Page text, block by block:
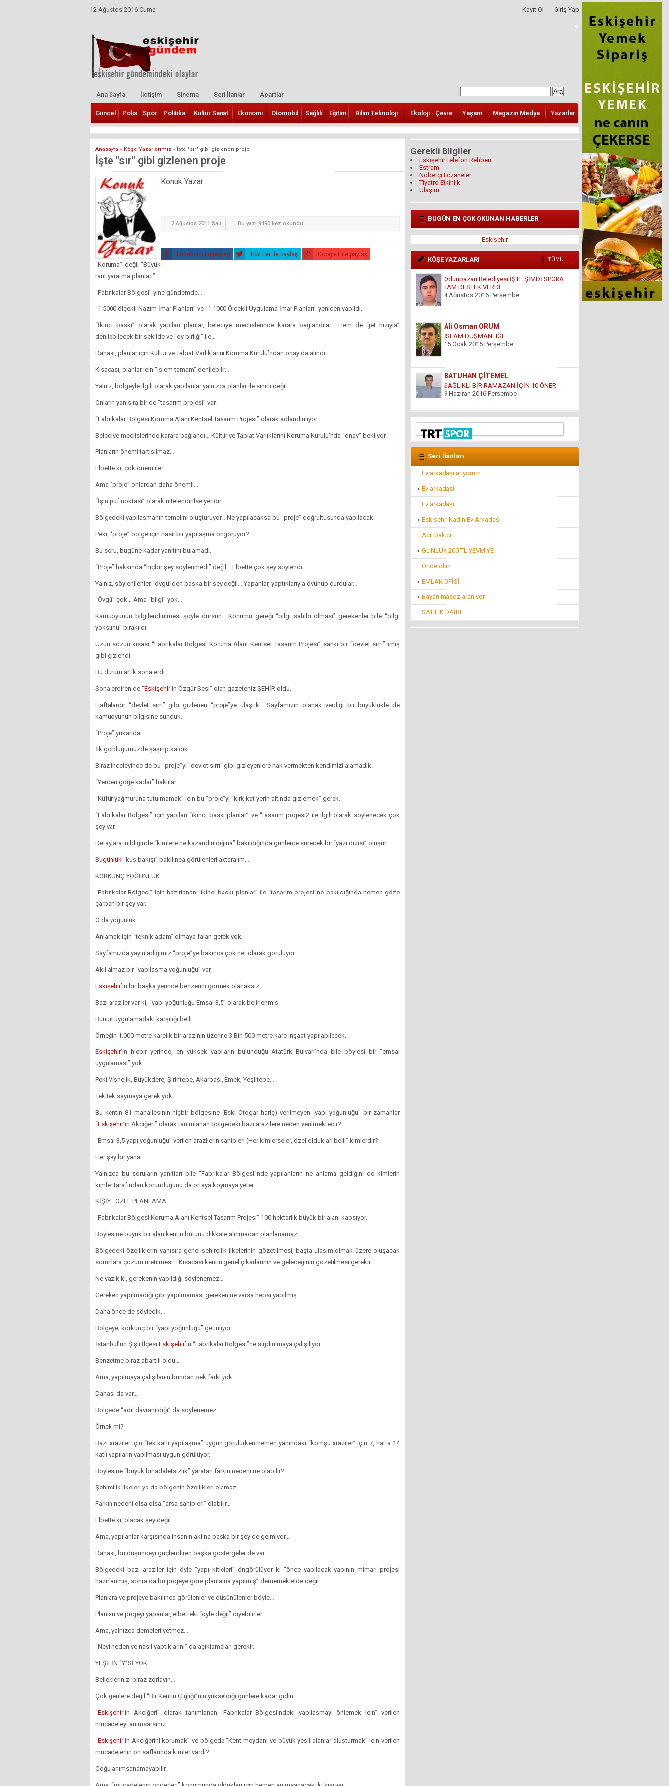
12 Ağustos 2016 Cuma Kayıt Ol Giriş Yap
Ana Sayfa İletişim Sinema Seri İlanlar Apartlar
Güncel Polis Spor Politika Kültür Sanat Ekonomi Otomobil Sağlık Eğitim Bilim Teknoloji Ekoloji - Çevre Yaşam Magazin Medya Yazarlar
Anasayfa » Köşe Yazarlarımız » İşte "sır" gibi gizlenen proje
İşte "sır" gibi gizlenen proje
Konuk Yazar
2 Ağustos 2011 Salı Bu yazı 9490 kez okundu
Facebook ile paylaş Twittter ile paylaş Google+ ile paylaş
“Koruma” değil “Büyük
rant yaratma planları”
“Fabrikalar Bölgesi” yine gündemde…
“1:5000 ölçekli Nazım İmar Planları” ve “1:1000 Ölçekli Uygulama İmar Planları” yeniden yapıldı.
“İkinci baskı” olarak yapılan planlar, belediye meclislerinde karara bağlandılar… Hem de “jet hızıyla”
denilebilecek bir şekilde ve “oy birliği” ile…
Dahası, planlar için Kültür ve Tabiat Varlıklarını Koruma Kurulu’ndan onay da alındı…
Kısacası, planlar için “işlem tamam” denilebilir…
Yalnız, bölgeyle ilgili olarak yapılanlar yalnızca planlar ile sınırlı değil…
Onların yanısıra bir de “tasarım projesi” var.
“Fabrikalar Bölgesi Koruma Alanı Kentsel Tasarım Projesi” olarak adlandırılıyor…
Belediye meclislerinde karara bağlandı… Kültür ve Tabiat Varlıklarını Koruma Kurulu’nda “onay” bekliyor.
Planların önemi tartışılmaz…
Elbette ki, çok önemliler…
Ama “proje” onlardan daha önemli…
“İşin püf noktası” olarak nitelendirilse yeridir.
Bölgedeki yapılaşmanın temelini oluşturuyor… Ne yapılacaksa bu “proje” doğrultusunda yapılacak.
Peki, “proje” bölge için nasıl bir yapılaşma öngörüyor?
Bu soru, bugüne kadar yanıtını bulamadı.
“Proje” hakkında “hiçbir şey söylenmedi” değil… Elbette çok şey söylendi.
Yalnız, söylenilenler “övgü”den başka bir şey değil… Yapanlar, yaptıklarıyla övünüp durdular…
“Övgü” çok… Ama “bilgi” yok…
Kamuoyunun bilgilendirilmesi şöyle dursun… Konumu gereği “bilgi sahibi olması” gerekenler bile “bilgi
yoksunu” bırakıldı.
Uzun sözün kısası “Fabrikalar Bölgesi Koruma Alanı Kentsel Tasarım Projesi” sanki bir “devlet sırrı” imiş
gibi gizlendi.
Bu durum artık sona erdi…
Sona erdiren de “Eskişehir’in Özgür Sesi” olan gazeteniz ŞEHİR oldu.
Haftalardır “devlet sırrı” gibi gizlenen “proje”ye ulaştık… Sayfamızın olanak verdiği bir büyüklükle de
kamuoyunun bilgisine sunduk.
“Proje” yukarıda…
İlk gördüğümüzde şaşırıp kaldık…
Biraz inceleyince de bu “proje”yi “devlet sırrı” gibi gizleyenlere hak vermekten kendimizi alamadık.
“Yerden göğe kadar” haklılar…
“Küfür yağmuruna tutulmamak” için bu “proje”yi “kırk kat yerin altında gizlemek” gerek.
“Fabrikalar Bölgesi” için yapılan “ikinci baskı planlar” ve “tasarım projesi2 ile ilgili olarak söylenecek çok
şey var.
Detaylara inildiğinde “kimlere ne kazandırıldığına” bakıldığında günlerce sürecek bir “yazı dizisi” oluşur.
Bugünlük “kuş bakışı” bakılınca görülenleri aktaralım…
KORKUNÇ YOĞUNLUK
“Fabrikalar Bölgesi” için hazırlanan “ikinci baskı planlar” ile “tasarım projesi”ne bakıldığında hemen göze
çarpan bir şey var.
O da yoğunluk…
Anlamak için “teknik adam” olmaya falan gerek yok.
Sayfamızda yayınladığımız “proje”ye bakınca çok net olarak görülüyor.
Akıl almaz bir “yapılaşma yoğunluğu” var.
Eskişehir’in bir başka yerinde benzerini görmek olanaksız.
Bazı araziler var ki, “yapı yoğunluğu Emsal 3,5” olarak belirlenmiş.
Bunun uygulamadaki karşılığı belli…
Örneğin 1.000 metre karelik bir arazinin üzerine 3 Bin 500 metre kare inşaat yapılabilecek.
Eskişehir’in hiçbir yerinde, en yüksek yapıların bulunduğu Atatürk Bulvarı’nda bile böylesi bir “emsal
uygulaması” yok.
Peki Vişnelik, Büyükdere, Şirintepe, Akarbaşı, Emek, Yeşiltepe…
Tek tek saymaya gerek yok…
Bu kentin 81 mahallesinin hiçbir bölgesine (Eski Otogar hariç) verilmeyen “yapı yoğunluğu” bir zamanlar
“Eskişehir’in Akciğeri” olarak tanımlanan bölgedeki bazı arazilere neden verilmektedir?
“Emsal 3,5 yapı yoğunluğu” verilen arazilerin sahipleri (Her kimlerseler, özel oldukları belli” kimlerdir?
Her şey bir yana…
Yalnızca bu soruların yanıtları bile “Fabrikalar Bölgesi”nde yapılanların ne anlama geldiğini de kimlerin
kimler tarafından korunduğunu da ortaya koymaya yeter.
KİŞİYE ÖZEL PLANLAMA
“Fabrikalar Bölgesi Koruma Alanı Kentsel Tasarım Projesi” 100 hektarlık büyük bir alanı kapsıyor.
Böylesine büyük bir alan kentin bütünü dikkate alınmadan planlanamaz.
Bölgedeki özelliklerin yanısıra genel şehircilik ilkelerinin gözetilmesi, başta ulaşım olmak üzere oluşacak
sorunlara çözüm üretilmesi… Kısacası kentin genel çıkarlarının ve geleceğinin gözetilmesi gerekir…
Ne yazık ki, gerekenin yapıldığı söylenemez…
Gereken yapılmadığı gibi yapılmaması gereken ne varsa hepsi yapılmış.
Daha önce de söyledik…
Bölgeye, korkunç bir “yapı yoğunluğu” getiriliyor…
İstanbul’un Şişli İlçesi Eskişehir’in “Fabrikalar Bölgesi”ne sığdırılmaya çalışılıyor.
Benzetme biraz abartılı oldu…
Ama, yapılmaya çalışılanın bundan pek farkı yok.
Dahası da var…
Bölgede “adil davranıldığı” da söylenemez…
Örnek mi?
Bazı araziler için “tek katlı yapılaşma” uygun görülürken hemen yanındaki “komşu araziler” için 7, hatta 14
katlı yapıların yapılması uygun görülüyor.
Böylesine “büyük bir adaletsizlik” yaratan farkın nedeni ne olabilir?
Şehircilik ilkeleri ya da bölgenin özellikleri olamaz.
Farkın nedeni olsa olsa “arsa sahipleri” olabilir…
Elbette ki, olacak şey değil…
Ama, yapılanlar karşısında insanın aklına başka bir şey de gelmiyor…
Dahası, bu düşünceyi güçlendiren başka göstergeler de var.
Bölgedeki bazı araziler için öyle “yapı kitleleri” öngörülüyor ki “önce yapılacak yapının mimari projesi
hazırlanmış, sonra da bu projeye göre planlama yapılmış” dememek elde değil.
Planlara ve projeye bakılınca görülenler ve düşünülenler böyle…
Planları ve projeyi yapanlar, elbetteki “öyle değil” diyebilirler…
Ama, yalnızca demeleri yetmez…
“Neyi neden ve nasıl yaptıklarını” da açıklamaları gerekir.
YEŞİLİN “Y”Sİ YOK…
Belleklerinizi biraz zorlayın…
Çok gerilere değil “Bir Kentin Çığlığı”nın yükseldiği günlere kadar gidin…
“Eskişehir’in Akciğeri” olarak tanımlanan “Fabrikalar Bölgesi’ndeki yapılaşmayı önlemek için” verilen
mücadeleyi anımsarsınız…
“Eskişehir’in Akciğerini korumak” ve bölgede “Kent meydanı ve büyük yeşil alanlar oluşturmak” için verilen
mücadelenin ön saflarında kimler vardı?
Çoğu anımsanamayabilir.
Gerekli Bilgiler
Eskişehir Telefon Rehberi
Estram
Nöbetçi Eczaneler
Tiyatro Etkinlik
Ulaşım
BUGÜN EN ÇOK OKUNAN HABERLER
Eskişehir
KÖŞE YAZARLARI TÜMÜ
Ali Osman ORUM
İSLAM DÜŞMANLIĞI
15 Ocak 2015 Perşembe
BATUHAN ÇİTEMEL
SAĞLIKLI BİR RAMAZAN İÇİN 10 ÖNERİ
9 Haziran 2016 Perşembe
GÜNDOĞDU YILDIRIM
ÇARESİZLİK
9 Haziran 2016 Perşembe
Hüseyin DÜŞ
İlkyardımcılara kim yardım edecek!..
8 Nisan 2016 Cuma
Hüseyin GÜVEN
BİR ŞEY ANCAK DEĞERİNİ BİLENİN YANINDA
KIYMETLİDİR...
22 Temmuz 2016 Cuma
Konuk Yazar
Belediyeyi hesap uzmanı yönetiyor ama balık
istifi tramvay zarar ediyor!
19 Haziran 2016 Pazar
Mehmet KIZILKAYA
İnsanlığın Bitiş Noktası “Öldürmek!”
11 Ağustos 2016 Perşembe
Mehti Saraç
Seri İlanları
Ev arkadaşı arıyorum
Ev arkadasi
Ev arkadaşı
Eskişehir Kadın Ev Arkadaşı
Acil bakici
GUNLUK 200 TL YEVMIYE
Önde olun
EMLAK OFİSİ
Bayan masöz aranıyor
SATILIK DAİRE